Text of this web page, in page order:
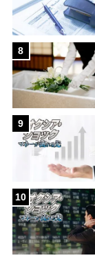
8
9
10